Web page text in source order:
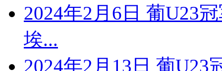
2024年2月6日 葡U23
埃...
2024年2月13日 葡